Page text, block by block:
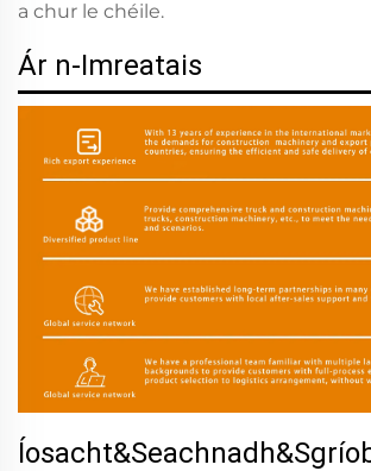
a chur le chéile.
Ár n-Imreatais